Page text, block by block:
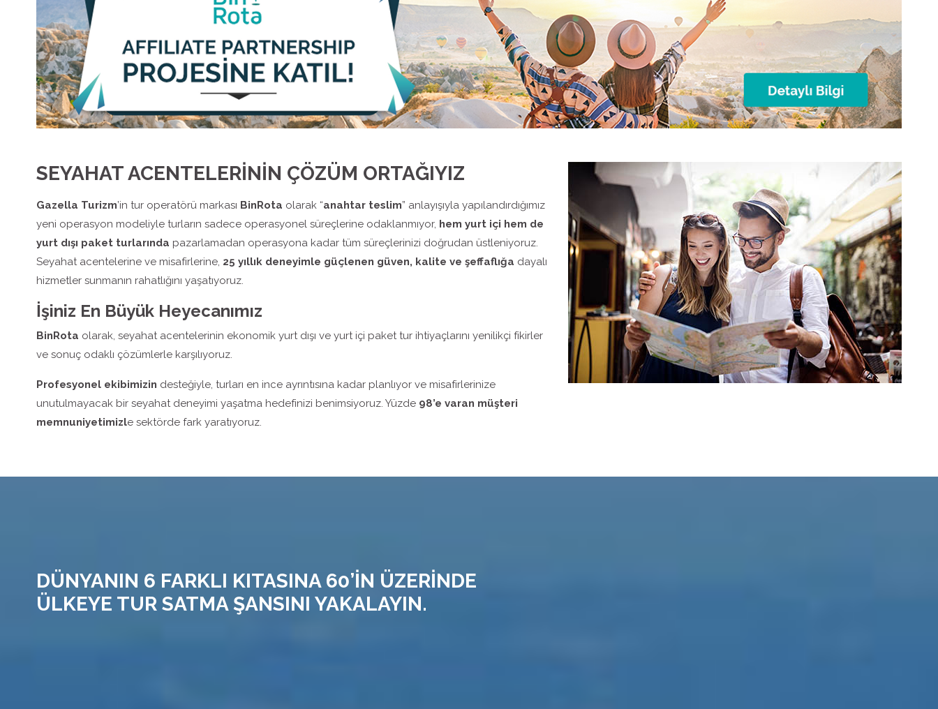
SEYAHAT ACENTELERİNİN ÇÖZÜM ORTAĞIYIZ
Gazella Turizm’in tur operatörü markası BinRota olarak “anahtar teslim” anlayışıyla yapılandırdığımız
yeni operasyon modeliyle turların sadece operasyonel süreçlerine odaklanmıyor, hem yurt içi hem de
yurt dışı paket turlarında pazarlamadan operasyona kadar tüm süreçlerinizi doğrudan üstleniyoruz.
Seyahat acentelerine ve misafirlerine, 25 yıllık deneyimle güçlenen güven, kalite ve şeffaflığa dayalı
hizmetler sunmanın rahatlığını yaşatıyoruz.
İşiniz En Büyük Heyecanımız
BinRota olarak, seyahat acentelerinin ekonomik yurt dışı ve yurt içi paket tur ihtiyaçlarını yenilikçi fikirler
ve sonuç odaklı çözümlerle karşılıyoruz.
Profesyonel ekibimizin desteğiyle, turları en ince ayrıntısına kadar planlıyor ve misafirlerinize
unutulmayacak bir seyahat deneyimi yaşatma hedefinizi benimsiyoruz. Yüzde 98’e varan müşteri
memnuniyetimizle sektörde fark yaratıyoruz.
DÜNYANIN 6 FARKLI KITASINA 60’İN ÜZERİNDE
ÜLKEYE TUR SATMA ŞANSINI YAKALAYIN.